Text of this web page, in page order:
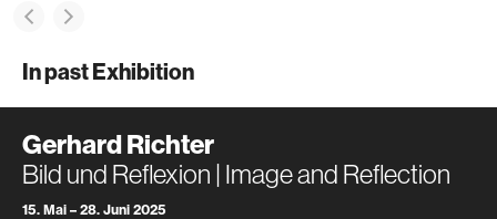
In past Exhibition
Gerhard Richter
Bild und Reflexion | Image and Reflection
15. Mai – 28. Juni 2025